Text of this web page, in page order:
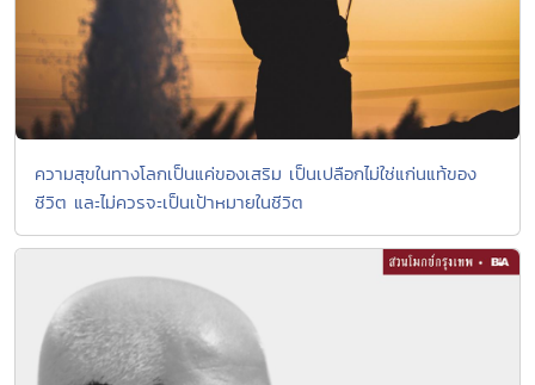
ความสุขในทางโลกเป็นแค่ของเสริม เป็นเปลือกไม่ใช่แก่นแท้ของ
ชีวิต และไม่ควรจะเป็นเป้าหมายในชีวิต